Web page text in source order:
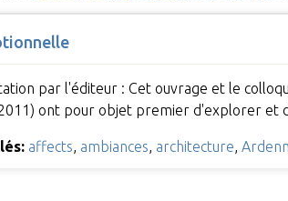
par l'éditeur : Cet ouvrage et le
ont pour objet premier d'explorer et
affects, ambiances, architecture,